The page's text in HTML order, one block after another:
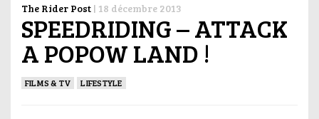
The Rider Post | 18 décembre 2013
SPEEDRIDING – ATTACK
A POPOW LAND !
FILMS & TV LIFESTYLE